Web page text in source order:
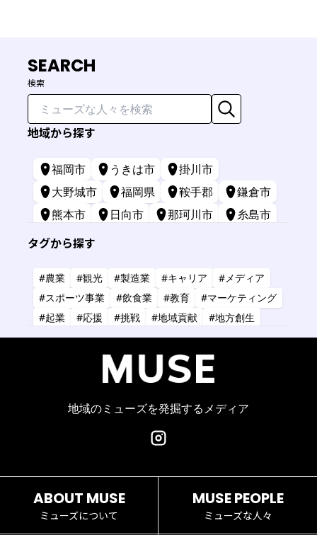
SEARCH
検索
地域から探す
福岡市 うきは市
掛川市
大野城市
福岡県 鞍手郡
鎌倉市
熊本市
日向市 那珂川市
糸島市
苅田町
タグから探す
#農業 #観光 #製造業 #キャリア
#メディア
#スポーツ事業
#飲食業 #教育
#マーケティング
#起業
#応援 #挑戦 #地域貢献
#地方創生
#共創
#健康 #アーティスト #金融
#IT
#タレント #コーチング
#コンサルタント
#商業施設 #小売業 #経営
地域のミューズを発掘するメディア
ABOUT MUSE
ミューズについて
MUSE PEOPLE
ミューズな人々